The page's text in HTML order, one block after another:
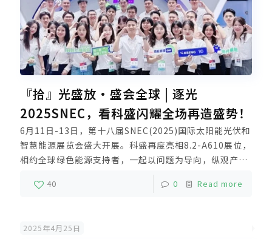
『拾』光盛放·盛会全球 | 逐光
2025SNEC，看科盛闪耀全场再造盛势！
6月11日-13日，第十八届SNEC(2025)国际太阳能光伏和
智慧能源展览会盛大开展。科盛再度亮相8.2-A610展位，
相约全球绿色能源支持者，一起以问题为导向，纵观产业
动向，把脉中国、亚洲及世界的太阳能光伏发电市场，共
同引领绿色新未来。
40 0 Read more
2025年4月25日